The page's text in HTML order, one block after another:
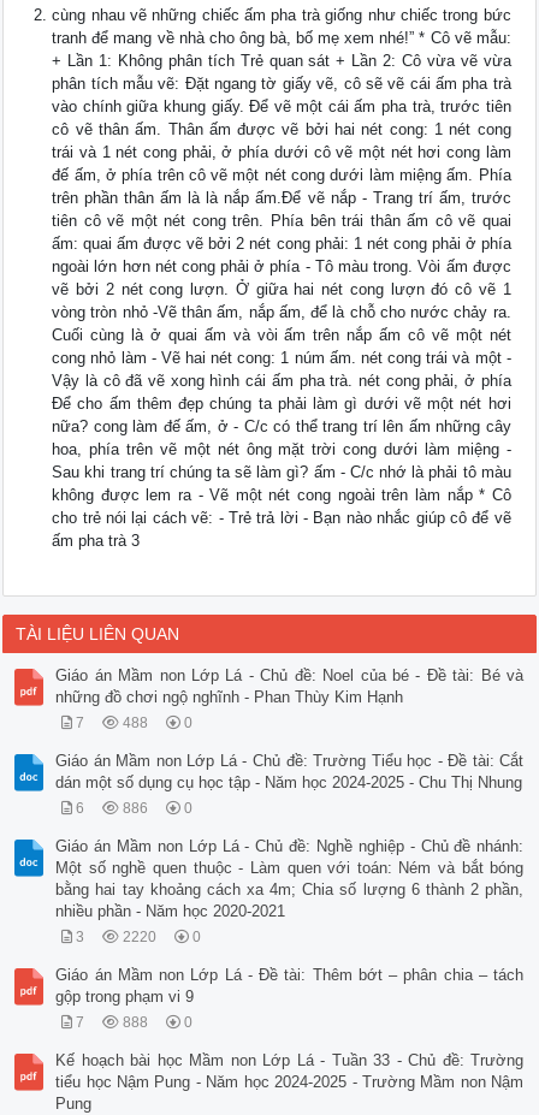
cùng nhau vẽ những chiếc ấm pha trà giống như chiếc trong bức
tranh để mang về nhà cho ông bà, bố mẹ xem nhé!” * Cô vẽ mẫu:
+ Lần 1: Không phân tích Trẻ quan sát + Lần 2: Cô vừa vẽ vừa
phân tích mẫu vẽ: Đặt ngang tờ giấy vẽ, cô sẽ vẽ cái ấm pha trà
vào chính giữa khung giấy. Để vẽ một cái ấm pha trà, trước tiên
cô vẽ thân ấm. Thân ấm được vẽ bởi hai nét cong: 1 nét cong
trái và 1 nét cong phải, ở phía dưới cô vẽ một nét hơi cong làm
đế ấm, ở phía trên cô vẽ một nét cong dưới làm miệng ấm. Phía
trên phần thân ấm là là nắp ấm.Để vẽ nắp - Trang trí ấm, trước
tiên cô vẽ một nét cong trên. Phía bên trái thân ấm cô vẽ quai
ấm: quai ấm được vẽ bởi 2 nét cong phải: 1 nét cong phải ở phía
ngoài lớn hơn nét cong phải ở phía - Tô màu trong. Vòi ấm được
vẽ bởi 2 nét cong lượn. Ở giữa hai nét cong lượn đó cô vẽ 1
vòng tròn nhỏ -Vẽ thân ấm, nắp ấm, để là chỗ cho nước chảy ra.
Cuối cùng là ở quai ấm và vòi ấm trên nắp ấm cô vẽ một nét
cong nhỏ làm - Vẽ hai nét cong: 1 núm ấm. nét cong trái và một -
Vậy là cô đã vẽ xong hình cái ấm pha trà. nét cong phải, ở phía
Để cho ấm thêm đẹp chúng ta phải làm gì dưới vẽ một nét hơi
nữa? cong làm đế ấm, ở - C/c có thể trang trí lên ấm những cây
hoa, phía trên vẽ một nét ông mặt trời cong dưới làm miệng -
Sau khi trang trí chúng ta sẽ làm gì? ấm - C/c nhớ là phải tô màu
không được lem ra - Vẽ một nét cong ngoài trên làm nắp * Cô
cho trẻ nói lại cách vẽ: - Trẻ trả lời - Bạn nào nhắc giúp cô để vẽ
ấm pha trà 3
TÀI LIỆU LIÊN QUAN
Giáo án Mầm non Lớp Lá - Chủ đề: Noel của bé - Đề tài: Bé và
những đồ chơi ngộ nghĩnh - Phan Thùy Kim Hạnh
7 488 0
Giáo án Mầm non Lớp Lá - Chủ đề: Trường Tiểu học - Đề tài: Cắt
dán một số dụng cụ học tập - Năm học 2024-2025 - Chu Thị Nhung
6 886 0
Giáo án Mầm non Lớp Lá - Chủ đề: Nghề nghiệp - Chủ đề nhánh:
Một số nghề quen thuộc - Làm quen với toán: Ném và bắt bóng
bằng hai tay khoảng cách xa 4m; Chia số lượng 6 thành 2 phần,
nhiều phần - Năm học 2020-2021
3 2220 0
Giáo án Mầm non Lớp Lá - Đề tài: Thêm bớt – phân chia – tách
gộp trong phạm vi 9
7 888 0
Kế hoạch bài học Mầm non Lớp Lá - Tuần 33 - Chủ đề: Trường
tiểu học Nậm Pung - Năm học 2024-2025 - Trường Mầm non Nậm
Pung